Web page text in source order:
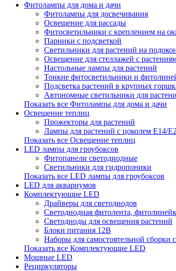
Фитолампы для дома и дачи
Фитолампы для досвечивания
Освещение для рассады
Фитосветильники с креплением на
Парники с подсветкой
Светильники для растений на
Освещение для стеллажей с
Настольные лампы для растений
Тонкие фитосветильники и
Подсветка растений в крупных
Автономные светильники для
Показать все Фитолампы для дома и дачи
Освещение теплиц
Прожекторы для растений
Лампы для растений с цоколем Е14/
Показать все Освещение теплиц
LED лампы для гроубоксов
Фитопанели светодиодные
Светильники для гидропоники
Показать все LED лампы для гроубоксов
LED для аквариумов
Комплектующие LED
Драйверы для светодиодов
Светодиодная фитолента,
Светодиоды для освещения растений
Блоки питания 12В
Наборы для самостоятельной сборки
Показать все Комплектующие LED
Мощные LED
Рециркуляторы